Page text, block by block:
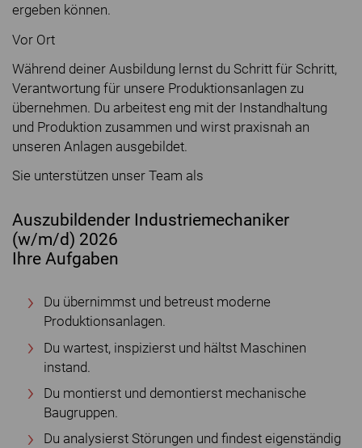
ergeben können.
Vor Ort
Während deiner Ausbildung lernst du Schritt für Schritt,
Verantwortung für unsere Produktionsanlagen zu
übernehmen. Du arbeitest eng mit der Instandhaltung
und Produktion zusammen und wirst praxisnah an
unseren Anlagen ausgebildet.
Sie unterstützen unser Team als
Auszubildender Industriemechaniker
(w/m/d) 2026
Ihre Aufgaben
Du übernimmst und betreust moderne
Produktionsanlagen.
Du wartest, inspizierst und hältst Maschinen
instand.
Du montierst und demontierst mechanische
Baugruppen.
Du analysierst Störungen und findest eigenständig